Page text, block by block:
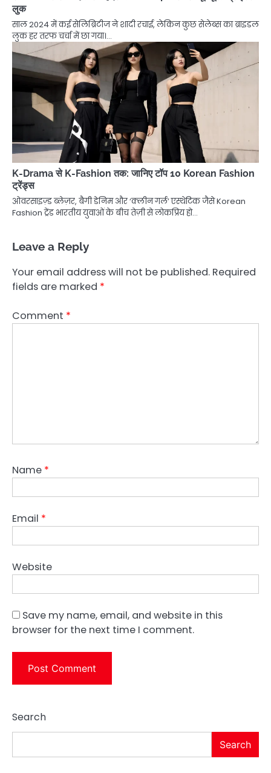
लुक
साल 2024 में कई सेलिब्रिटीज ने शादी रचाई, लेकिन कुछ सेलेब्स का ब्राइडल
लुक हर तरफ चर्चा में छा गया।…
K-Drama से K-Fashion तक: जानिए टॉप 10 Korean Fashion
ट्रेंड्स
ओवरसाइज़्ड ब्लेज़र, बैगी डेनिम और ‘क्लीन गर्ल’ एस्थेटिक जैसे Korean
Fashion ट्रेंड भारतीय युवाओं के बीच तेज़ी से लोकप्रिय हो…
Leave a Reply
Your email address will not be published. Required
fields are marked *
Comment *
Name *
Email *
Website
Save my name, email, and website in this
browser for the next time I comment.
Search
Search